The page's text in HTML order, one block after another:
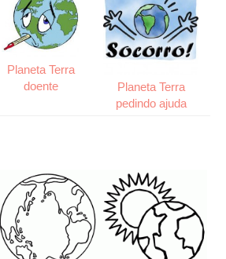
Planeta Terra
doente
Planeta Terra
pedindo ajuda